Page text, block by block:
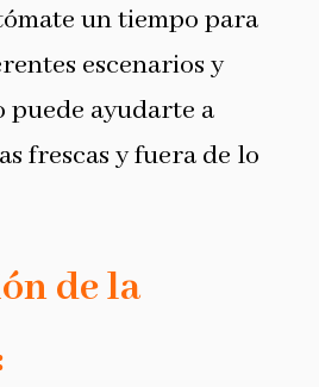
un tiempo para
escenarios y
puede ayudarte a
frescas y fuera de lo
de la